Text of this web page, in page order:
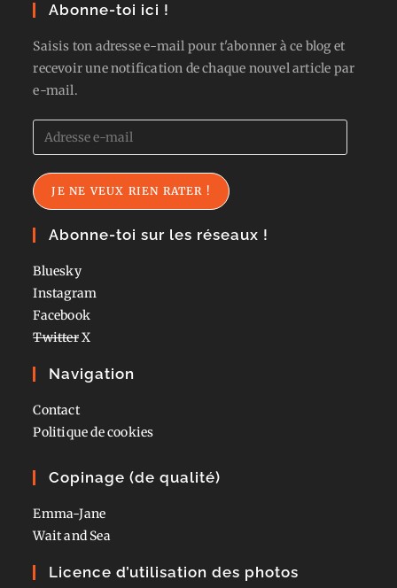
Abonne-toi ici !
Saisis ton adresse e-mail pour t'abonner à ce blog et
recevoir une notification de chaque nouvel article par
e-mail.
Adresse
e-
mail
JE NE VEUX RIEN RATER !
Abonne-toi sur les réseaux !
Bluesky
Instagram
Facebook
TwitterX
Navigation
Contact
Politique de cookies
Copinage (de qualité)
Emma-Jane
Wait and Sea
Licence d’utilisation des photos